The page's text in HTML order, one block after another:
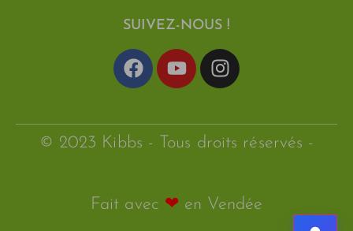
SUIVEZ-NOUS !
© 2023 Kibbs - Tous droits réservés -
Fait avec ❤ en Vendée